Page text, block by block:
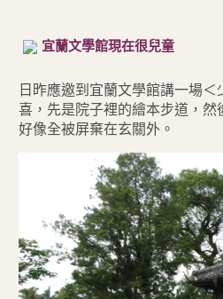
宜蘭文學館現在很兒童
日昨應邀到宜蘭文學館講一場
喜，先是院子裡的繪本步道，然
好像全被屏棄在玄關外。